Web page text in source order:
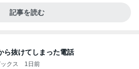
記事を読む
ら抜けてしまった電話
クス 1日前